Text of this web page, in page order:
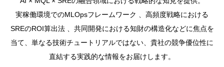
実稼働環境でのMLOpsフレームワーク 、高頻度戦略における
SREのROI算出法 、共同開発における知財の構造化などに焦点を
当て、単なる技術チュートリアルではない、貴社の競争優位性に
直結する実践的な情報をお届けします。